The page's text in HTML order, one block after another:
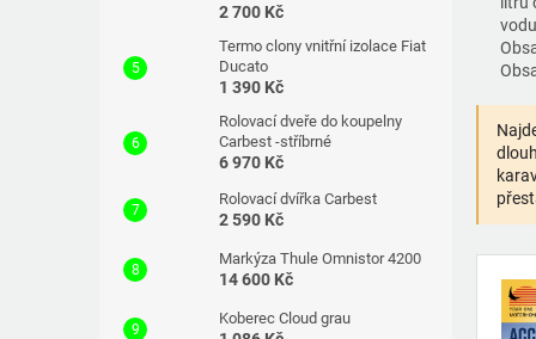
2 700 Kč
Termo clony vnitřní izolace Fiat
Ducato
1 390 Kč
Rolovací dveře do koupelny
Carbest -stříbrné
6 970 Kč
Rolovací dvířka Carbest
2 590 Kč
Markýza Thule Omnistor 4200
14 600 Kč
Koberec Cloud grau